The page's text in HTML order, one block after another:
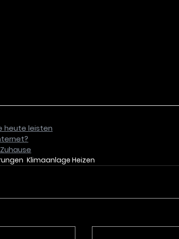
heute leisten
Klimaanlage Heizen